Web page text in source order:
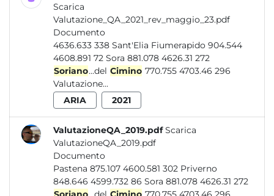
Scarica
Valutazione_QA_2021_rev_maggio_23.pdf
Documento
4636.633 338 Sant'Elia Fiumerapido 904.544
4608.891 72 Sora 881.078 4626.31 272
Soriano...del Cimino 770.755 4703.46 296
Valutazione...
ARIA
2021
ValutazioneQA_2019.pdf Scarica
ValutazioneQA_2019.pdf
Documento
Pastena 875.107 4600.581 302 Priverno
848.646 4599.732 86 Sora 881.078 4626.31 272